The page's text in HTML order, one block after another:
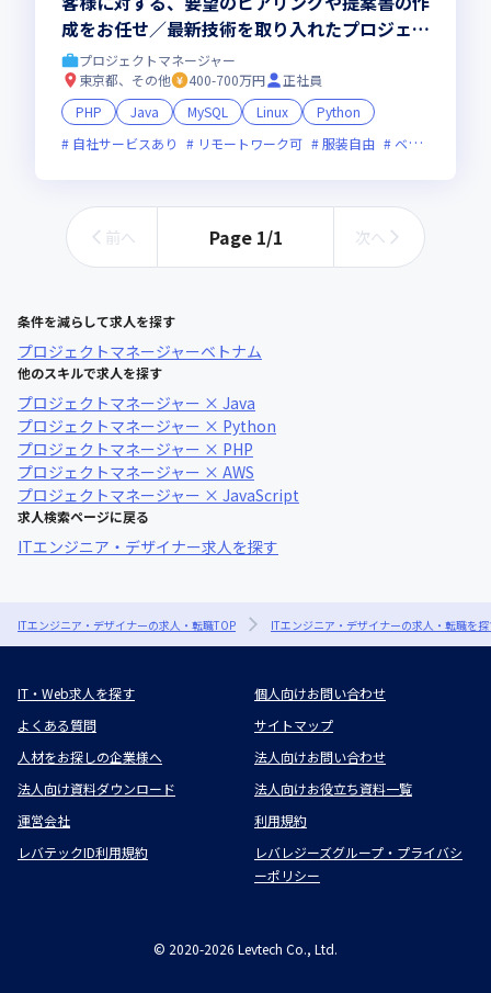
成をお任せ／最新技術を取り入れたプロジェク
トに携われます
プロジェクトマネージャー
東京都、その他
400-700万円
正社員
PHP
Java MySQL Linux
Python
自社サービスあり
リモートワーク可 服装自由 ベンチャー企業
前へ Page 1/1 次へ
条件を減らして求人を探す
プロジェクトマネージャーベトナム
他のスキルで求人を探す
プロジェクトマネージャー × Java
プロジェクトマネージャー × Python
プロジェクトマネージャー × PHP
プロジェクトマネージャー × AWS
プロジェクトマネージャー × JavaScript
求人検索ページに戻る
ITエンジニア・デザイナー求人を探す
ITエンジニア・デザイナーの求人・転職TOP ITエンジニア・デザイナーの求人・転職を
IT・Web求人を探す
個人向けお問い合わせ
よくある質問
サイトマップ
人材をお探しの企業様へ
法人向けお問い合わせ
法人向け資料ダウンロード
法人向けお役立ち資料一覧
運営会社
利用規約
レバテックID利用規約
レバレジーズグループ・プライバシ
ーポリシー
© 2020-2026 Levtech Co., Ltd.